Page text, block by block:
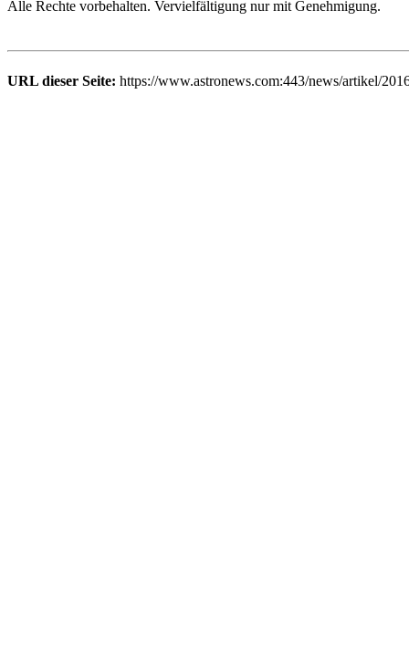
Alle Rechte vorbehalten. Vervielfältigung nur mit Genehmigung.
URL dieser Seite: https://www.astronews.com:443/news/artikel/